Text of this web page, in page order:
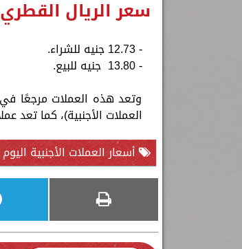
سعر الريال
- 12.73 جنيه للشراء.
- 13.80 جنيه للبيع.
وتعد هذه العملات مرجعًا
العملات الأجنبية)، كما تعد
أسعار العملات الأجنبية اليوم